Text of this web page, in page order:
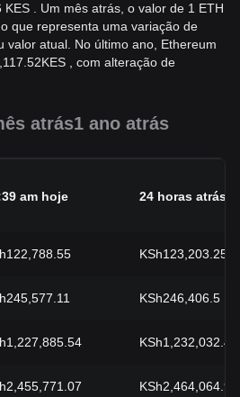
. Um mês atrás, o valor de 1 ETH
que representa uma variação de
valor atual. No último ano, Ethereum
KES , com alteração de
atrás1 ano atrás
am hoje 24 horas atrás
KSh123,203.25
KSh246,406.5
KSh1,232,032.49
KSh2,464,064.98